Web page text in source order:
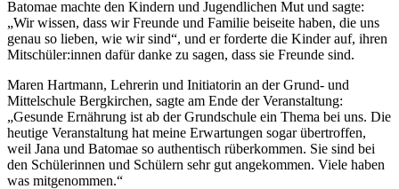
Batomae machte den Kindern und Jugendlichen Mut und sagte:
„Wir wissen, dass wir Freunde und Familie beiseite haben, die uns
genau so lieben, wie wir sind“, und er forderte die Kinder auf, ihren
Mitschüler:innen dafür danke zu sagen, dass sie Freunde sind.
Maren Hartmann, Lehrerin und Initiatorin an der Grund- und
Mittelschule Bergkirchen, sagte am Ende der Veranstaltung:
„Gesunde Ernährung ist ab der Grundschule ein Thema bei uns. Die
heutige Veranstaltung hat meine Erwartungen sogar übertroffen,
weil Jana und Batomae so authentisch rüberkommen. Sie sind bei
den Schülerinnen und Schülern sehr gut angekommen. Viele haben
was mitgenommen.“